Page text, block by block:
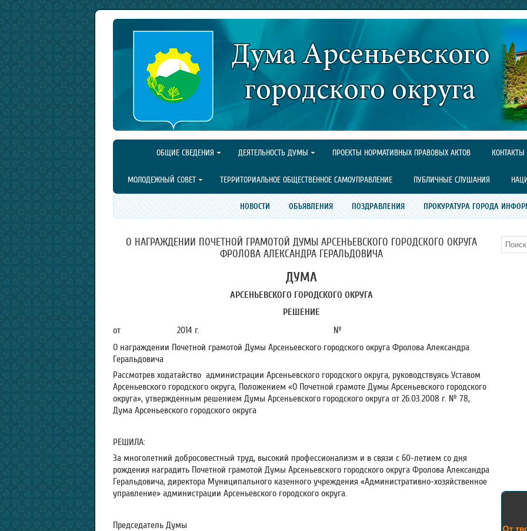
ОБЩИЕ СВЕДЕНИЯ ДЕЯТЕЛЬНОСТЬ ДУМЫ ПРОЕКТЫ НОРМАТИВНЫХ ПРАВОВЫХ АКТОВ КОНТАКТЫ
МОЛОДЕЖНЫЙ СОВЕТ ТЕРРИТОРИАЛЬНОЕ ОБЩЕСТВЕННОЕ САМОУПРАВЛЕНИЕ ПУБЛИЧНЫЕ СЛУШАНИЯ
НОВОСТИ ОБЪЯВЛЕНИЯ ПОЗДРАВЛЕНИЯ ПРОКУРАТУРА ГОРОДА
О НАГРАЖДЕНИИ ПОЧЕТНОЙ ГРАМОТОЙ ДУМЫ АРСЕНЬЕВСКОГО ГОРОДСКОГО ОКРУГА
ФРОЛОВА АЛЕКСАНДРА ГЕРАЛЬДОВИЧА
ДУМА
АРСЕНЬЕВСКОГО ГОРОДСКОГО ОКРУГА
РЕШЕНИЕ
от 2014 г. №
О награждении Почетной грамотой Думы Арсеньевского городского округа Фролова Александра
Геральдовича
Рассмотрев ходатайство администрации Арсеньевского городского округа, руководствуясь Уставом
Арсеньевского городского округа, Положением «О Почетной грамоте Думы Арсеньевского городского
округа», утвержденным решением Думы Арсеньевского городского округа от 26.03.2008 г. № 78,
Дума Арсеньевского городского округа
РЕШИЛА:
За многолетний добросовестный труд, высокий профессионализм и в связи с 60-летием со дня
рождения наградить Почетной грамотой Думы Арсеньевского городского округа Фролова Александра
Геральдовича, директора Муниципального казенного учреждения «Административно-хозяйственное
управление» администрации Арсеньевского городского округа.
Председатель Думы
Поиск